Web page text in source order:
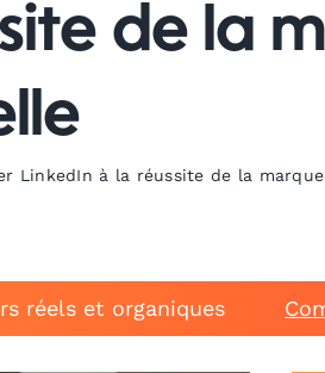
de la
LinkedIn à la réussite de la
réels et organiques